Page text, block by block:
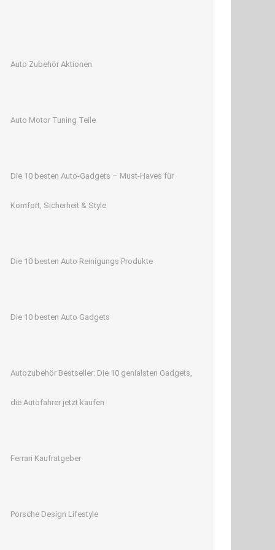
Auto Zubehör Aktionen
Auto Motor Tuning Teile
Die 10 besten Auto-Gadgets – Must-Haves für
Komfort, Sicherheit & Style
Die 10 besten Auto Reinigungs Produkte
Die 10 besten Auto Gadgets
Autozubehör Bestseller: Die 10 genialsten Gadgets,
die Autofahrer jetzt kaufen
Ferrari Kaufratgeber
Porsche Design Lifestyle